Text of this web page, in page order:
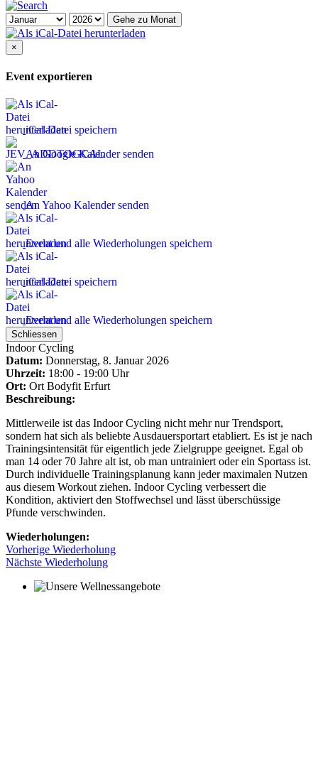
Gehe zu Monat
×
Event exportieren
iCal-Datei speichern
An Google Kalender senden
An Yahoo Kalender senden
Event und alle Wiederholungen speichern
iCal-Datei speichern
Event und alle Wiederholungen speichern
Schliessen
Indoor Cycling
Datum: Donnerstag, 8. Januar 2026
Uhrzeit: 18:00 - 19:00 Uhr
Ort: Ort Bodyfit Erfurt
Beschreibung:
Mittlerweile ist das Indoor Cycling nicht mehr nur Trendsport,
sondern hat sich als beliebte Ausdauersportart etabliert. Es ist je nach
Trainingsintensität für eigentlich jede Zielgruppe geeignet. Egal ob
man 14 oder 70 Jahre alt ist, ob man untrainiert oder ein Sportass ist.
Durch individuelle Trainingsplanung kann jeder maximalen Nutzen
aus diesem Workout ziehen. Indoor Cycling verbessert die
Kondition, aktiviert den Stoffwechsel und lässt überschüssige
Pfunde verschwinden.
Wiederholungen:
Vorherige Wiederholung
Nächste Wiederholung